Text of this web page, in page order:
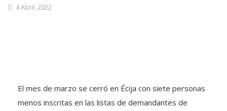
4 Abril, 2022
El mes de marzo se cerró en Écija con siete personas
menos inscritas en las listas de demandantes de